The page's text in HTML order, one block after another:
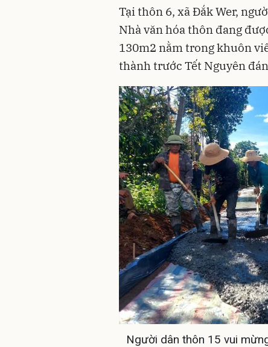
Tại thôn 6, xã Đắk Wer,
Nhà văn hóa thôn đang
130m2 nằm trong khuôn
thành trước Tết Nguyên
Người dân thôn 15 vui